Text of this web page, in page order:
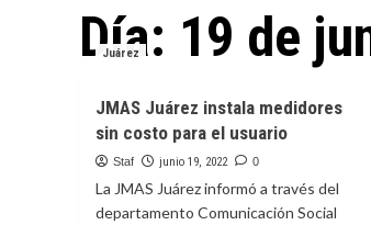
Día: 19 de
Juárez
JMAS Juárez instala medidores
sin costo para el usuario
Staf junio 19, 2022 0
La JMAS Juárez informó a través del
departamento Comunicación Social